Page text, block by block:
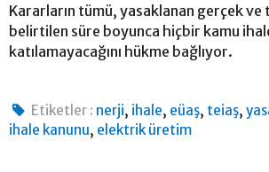
Kararların tümü, yasaklanan gerçek ve
belirtilen süre boyunca hiçbir kamu
katılamayacağını hükme bağlıyor.
Etiketler : nerji, ihale, eüaş, teiaş,
ihale kanunu, elektrik üretim